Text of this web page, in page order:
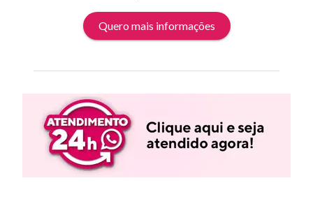
Quero mais informações